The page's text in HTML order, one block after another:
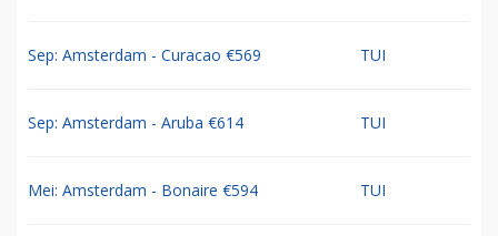
Sep: Amsterdam - Curacao €569 TUI
Sep: Amsterdam - Aruba €614 TUI
Mei: Amsterdam - Bonaire €594 TUI